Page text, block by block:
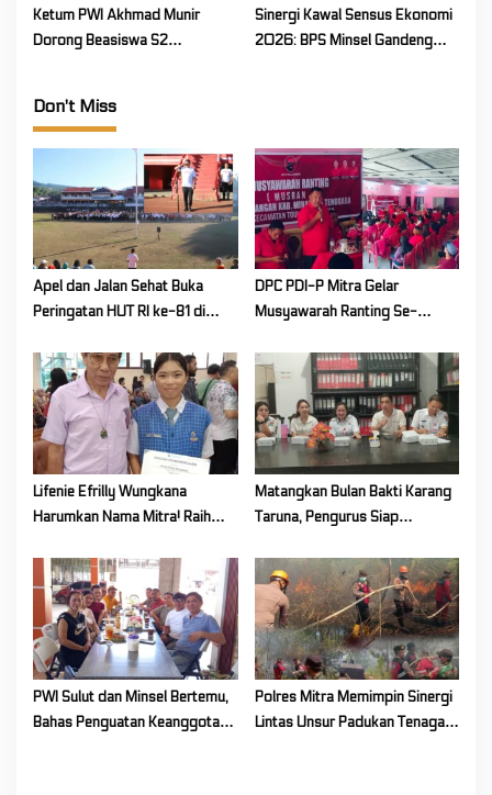
Ketum PWI Akhmad Munir
Dorong Beasiswa S2
Sinergi Kawal Sensus Ekonomi
2026: BPS Minsel Gandeng
Don't Miss
Apel dan Jalan Sehat Buka
Peringatan HUT RI ke-81 di
Persatuan dan Kesatuan
DPC PDI-P Mitra Gelar
Musyawarah Ranting Se-
Lifenie Efrilly Wungkana
Harumkan Nama Mitra! Raih
Tingkat Provinsi
Matangkan Bulan Bakti Karang
Taruna, Pengurus Siap
Mitra
PWI Sulut dan Minsel Bertemu,
Bahas Penguatan Keanggotaan
Polres Mitra Memimpin Sinergi
Lintas Unsur Padukan Tenaga